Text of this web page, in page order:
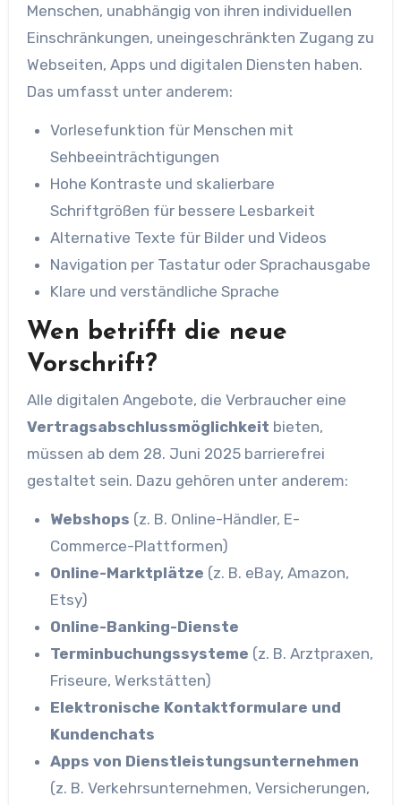
Menschen, unabhängig von ihren individuellen
Einschränkungen, uneingeschränkten Zugang zu
Webseiten, Apps und digitalen Diensten haben.
Das umfasst unter anderem:
Vorlesefunktion für Menschen mit
Sehbeeinträchtigungen
Hohe Kontraste und skalierbare
Schriftgrößen für bessere Lesbarkeit
Alternative Texte für Bilder und Videos
Navigation per Tastatur oder Sprachausgabe
Klare und verständliche Sprache
Wen betrifft die neue
Vorschrift?
Alle digitalen Angebote, die Verbraucher eine
Vertragsabschlussmöglichkeit bieten,
müssen ab dem 28. Juni 2025 barrierefrei
gestaltet sein. Dazu gehören unter anderem:
Webshops (z. B. Online-Händler, E-
Commerce-Plattformen)
Online-Marktplätze (z. B. eBay, Amazon,
Etsy)
Online-Banking-Dienste
Terminbuchungssysteme (z. B. Arztpraxen,
Friseure, Werkstätten)
Elektronische Kontaktformulare und
Kundenchats
Apps von Dienstleistungsunternehmen
(z. B. Verkehrsunternehmen, Versicherungen,